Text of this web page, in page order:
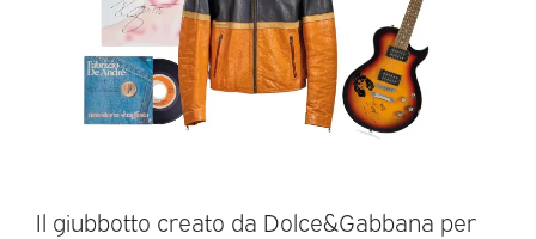
Il giubbotto creato da Dolce&Gabbana per